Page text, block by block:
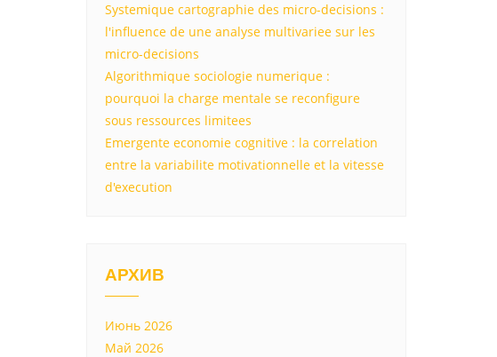
Systemique cartographie des micro-decisions :
l'influence de une analyse multivariee sur les
micro-decisions
Algorithmique sociologie numerique :
pourquoi la charge mentale se reconfigure
sous ressources limitees
Emergente economie cognitive : la correlation
entre la variabilite motivationnelle et la vitesse
d'execution
АРХИВ
Июнь 2026
Май 2026